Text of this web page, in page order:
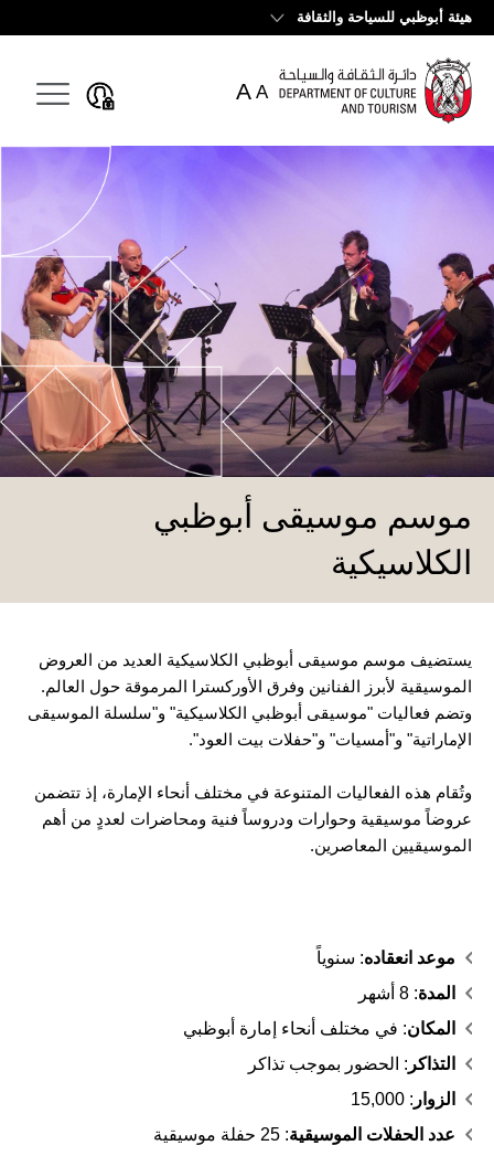
هيئة أبوظبي للسياحة والثقافة
A A
موسم موسيقى أبوظبي
الكلاسيكية
يستضيف موسم موسيقى أبوظبي الكلاسيكية العديد من العروض
الموسيقية لأبرز الفنانين وفرق الأوركسترا المرموقة حول العالم.
وتضم فعاليات "موسيقى أبوظبي الكلاسيكية" و"سلسلة الموسيقى
الإماراتية" و"أمسيات" و"حفلات بيت العود".
وتُقام هذه الفعاليات المتنوعة في مختلف أنحاء الإمارة، إذ تتضمن
عروضاً موسيقية وحوارات ودروساً فنية ومحاضرات لعددٍ من أهم
الموسيقيين المعاصرين.
موعد انعقاده: سنوياً
المدة: 8 أشهر
المكان: في مختلف أنحاء إمارة أبوظبي
التذاكر : الحضور بموجب تذاكر
الزوار : 15,000
عدد الحفلات الموسيقية: 25 حفلة موسيقية